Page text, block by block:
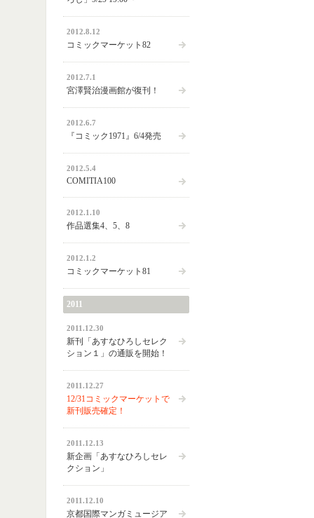
2012.8.12
コミックマーケット82
2012.7.1
宮澤賢治漫画館が復刊！
2012.6.7
『コミック1971』6/4発売
2012.5.4
COMITIA100
2012.1.10
作品選集4、5、8
2012.1.2
コミックマーケット81
2011
2011.12.30
新刊「あすなひろしセレク
ション１」の通販を開始！
2011.12.27
12/31コミックマーケットで
新刊販売確定！
2011.12.13
新企画「あすなひろしセレ
クション」
2011.12.10
京都国際マンガミュージア